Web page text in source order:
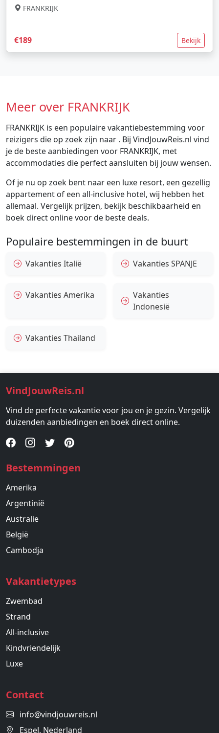
FRANKRIJK
€189 Bekijk
Meer over FRANKRIJK
FRANKRIJK is een populaire vakantiebestemming voor
reizigers die op zoek zijn naar . Bij VindJouwReis.nl vind
je de beste aanbiedingen voor FRANKRIJK, met
accommodaties die perfect aansluiten bij jouw wensen.
Of je nu op zoek bent naar een luxe resort, een gezellig
appartement of een all-inclusive hotel, wij hebben het
allemaal. Vergelijk prijzen, bekijk beschikbaarheid en
boek direct online voor de beste deals.
Populaire bestemmingen in de buurt
Vakanties Italië Vakanties SPANJE
Vakanties Amerika
Vakanties
Indonesië
Vakanties Thailand
VindJouwReis.nl
Vind de perfecte vakantie voor jou en je gezin. Vergelijk
duizenden aanbiedingen en boek direct online.
Bestemmingen
Amerika
Argentinië
Australie
België
Cambodja
Vakantietypes
Zwembad
Strand
All-inclusive
Kindvriendelijk
Luxe
Contact
info@vindjouwreis.nl
Espel, Nederland